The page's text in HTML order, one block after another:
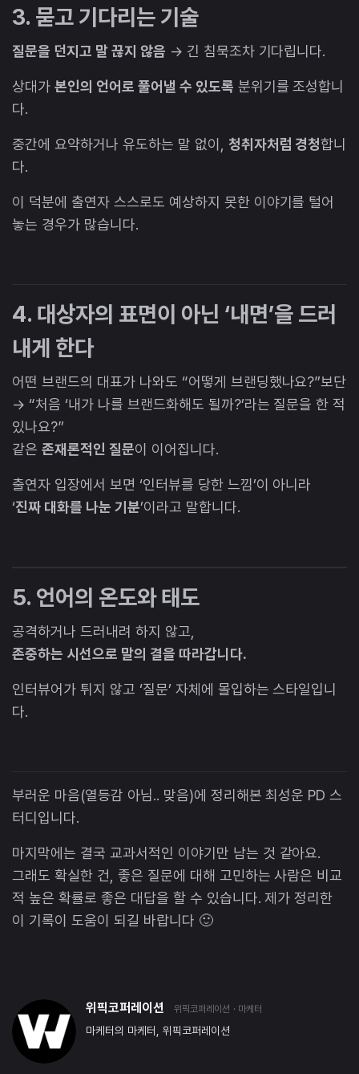
3. 묻고 기다리는 기술
질문을 던지고 말 끊지 않음 → 긴 침묵조차 기다립니다.
상대가 본인의 언어로 풀어낼 수 있도록 분위기를 조성합니
다.
중간에 요약하거나 유도하는 말 없이, 청취자처럼 경청합니
다.
이 덕분에 출연자 스스로도 예상하지 못한 이야기를 털어
놓는 경우가 많습니다.
4. 대상자의 표면이 아닌 ‘내면’을 드러
내게 한다
어떤 브랜드의 대표가 나와도 “어떻게 브랜딩했나요?”보단
→ “처음 ‘내가 나를 브랜드화해도 될까?’라는 질문을 한 적
있나요?”
같은 존재론적인 질문이 이어집니다.
출연자 입장에서 보면 ‘인터뷰를 당한 느낌’이 아니라
‘진짜 대화를 나눈 기분’이라고 말합니다.
5. 언어의 온도와 태도
공격하거나 드러내려 하지 않고,
존중하는 시선으로 말의 결을 따라갑니다.
인터뷰어가 튀지 않고 ‘질문’ 자체에 몰입하는 스타일입니
다.
부러운 마음(열등감 아님.. 맞음)에 정리해본 최성운 PD 스
터디입니다.
마지막에는 결국 교과서적인 이야기만 남는 것 같아요.
그래도 확실한 건, 좋은 질문에 대해 고민하는 사람은 비교
적 높은 확률로 좋은 대답을 할 수 있습니다. 제가 정리한
이 기록이 도움이 되길 바랍니다 🙂
위픽코퍼레이션 위픽코퍼레이션 · 마케터
마케터의 마케터, 위픽코퍼레이션